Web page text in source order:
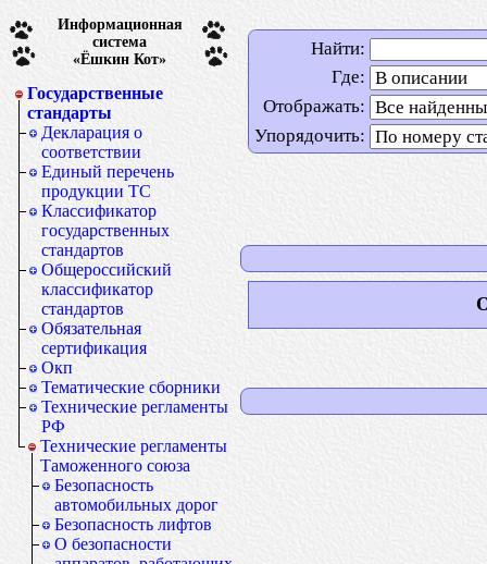
Информационная
система
«Ёшкин Кот»
Государственные
стандарты
Декларация о
соответствии
Единый перечень
продукции ТС
Классификатор
государственных
стандартов
Общероссийский
классификатор
стандартов
Обязательная
сертификация
Окп
Тематические сборники
Технические регламенты
РФ
Технические регламенты
Таможенного союза
Безопасность
автомобильных дорог
Безопасность лифтов
О безопасности
Найти:
Где:
Отображать:
Упорядочить: